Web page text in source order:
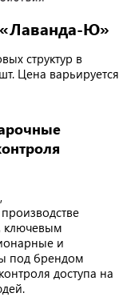
Ю»
структур в
Цена варьируется
ключевым
и
под брендом
доступа на